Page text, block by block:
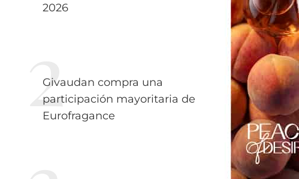
2026
Givaudan compra una
participación mayoritaria de
Eurofragance